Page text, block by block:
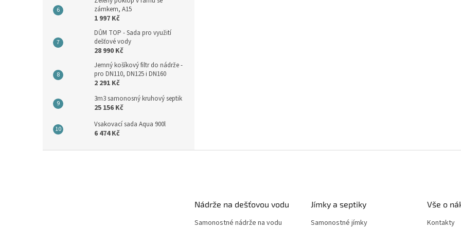
zámkem, A15
1 997 Kč
DŮM TOP - Sada pro využití
dešťové vody
28 990 Kč
Jemný košíkový filtr do nádrže -
pro DN110, DN125 i DN160
2 291 Kč
3m3 samonosný kruhový septik
25 156 Kč
Vsakovací sada Aqua 900l
6 474 Kč
Nádrže na dešťovou vodu
Samonostné nádrže na vodu
Jímky a septiky
Samonostné jímky
Vše o
Kontakty